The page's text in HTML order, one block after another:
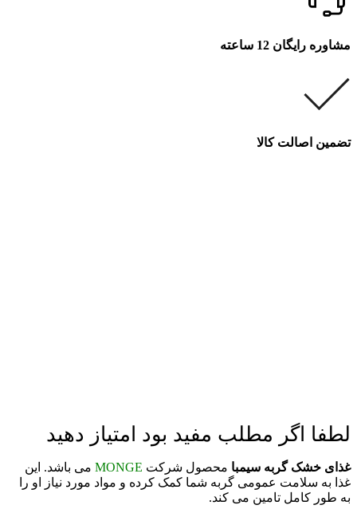
مشاوره رایگان 12 ساعته
تضمین اصالت کالا
لطفا اگر مطلب مفید بود امتیاز دهید
غذای خشک گربه سیمبا محصول شرکت MONGE می باشد. این
غذا به سلامت عمومی گربه شما کمک کرده و مواد مورد نیاز او را
به طور کامل تامین می کند.